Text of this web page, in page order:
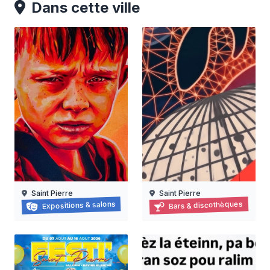
Dans cette ville
Face à Face
18/07/2026 au
Saint Pierre
Expositions & salons Récif perché
07/08/2026
Saint Pierre
Bars & discothèques